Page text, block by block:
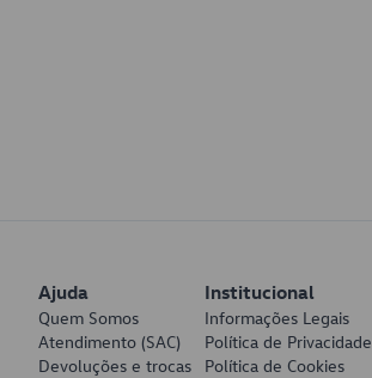
Ajuda
Quem Somos
Atendimento (SAC)
Devoluções e trocas
Institucional
Informações Legais
Política de Privacidade
Política de Cookies